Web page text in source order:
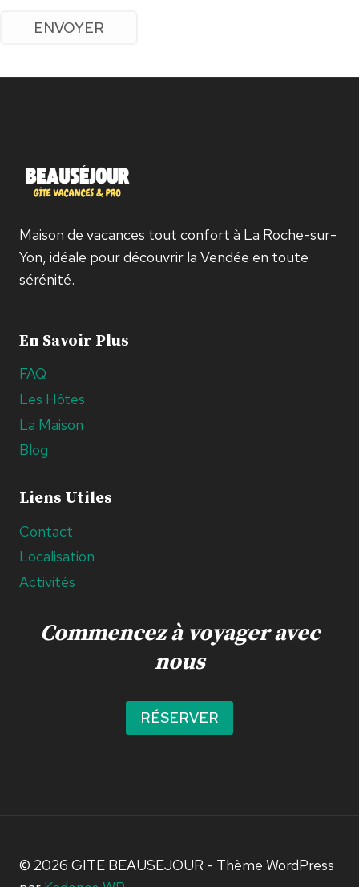
Maison de vacances tout confort à La Roche-sur-
Yon, idéale pour découvrir la Vendée en toute
sérénité.
En Savoir Plus
FAQ
Les Hôtes
La Maison
Blog
Liens Utiles
Contact
Localisation
Activités
Commencez à voyager avec
nous
RÉSERVER
© 2026 GITE BEAUSEJOUR - Thème WordPress